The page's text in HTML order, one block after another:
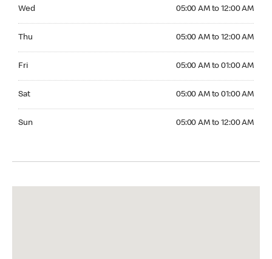
Wed 05:00 AM to 12:00 AM
Thu 05:00 AM to 12:00 AM
Fri 05:00 AM to 01:00 AM
Sat 05:00 AM to 01:00 AM
Sun 05:00 AM to 12:00 AM